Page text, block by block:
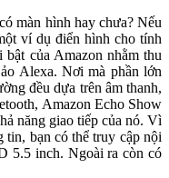
màn hình hay chưa? Nếu
ví dụ điển hình cho tính
của Amazon nhằm thu
Alexa. Nơi mà phần lớn
đều dựa trên âm thanh,
Amazon Echo Show
năng giao tiếp của nó. Vì
tin, bạn có thể truy cập nội
5.5 inch. Ngoài ra còn có